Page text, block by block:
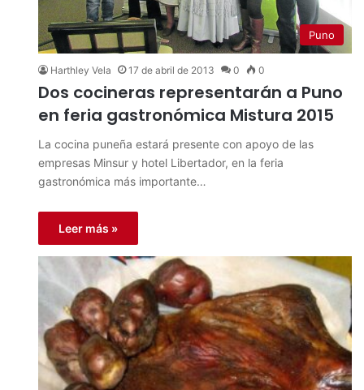
Puno
Harthley Vela 17 de abril de 2013 0 0
Dos cocineras representarán a Puno
en feria gastronómica Mistura 2015
La cocina puneña estará presente con apoyo de las
empresas Minsur y hotel Libertador, en la feria
gastronómica más importante…
Leer más »